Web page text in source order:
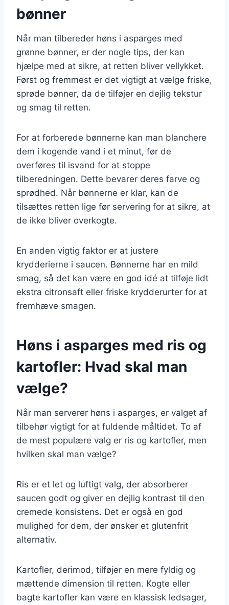
bønner
Når man tilbereder høns i asparges med
grønne bønner, er der nogle tips, der kan
hjælpe med at sikre, at retten bliver vellykket.
Først og fremmest er det vigtigt at vælge friske,
sprøde bønner, da de tilføjer en dejlig tekstur
og smag til retten.
For at forberede bønnerne kan man blanchere
dem i kogende vand i et minut, før de
overføres til isvand for at stoppe
tilberedningen. Dette bevarer deres farve og
sprødhed. Når bønnerne er klar, kan de
tilsættes retten lige før servering for at sikre, at
de ikke bliver overkogte.
En anden vigtig faktor er at justere
krydderierne i saucen. Bønnerne har en mild
smag, så det kan være en god idé at tilføje lidt
ekstra citronsaft eller friske krydderurter for at
fremhæve smagen.
Høns i asparges med ris og
kartofler: Hvad skal man
vælge?
Når man serverer høns i asparges, er valget af
tilbehør vigtigt for at fuldende måltidet. To af
de mest populære valg er ris og kartofler, men
hvilken skal man vælge?
Ris er et let og luftigt valg, der absorberer
saucen godt og giver en dejlig kontrast til den
cremede konsistens. Det er også en god
mulighed for dem, der ønsker et glutenfrit
alternativ.
Kartofler, derimod, tilføjer en mere fyldig og
mættende dimension til retten. Kogte eller
bagte kartofler kan være en klassisk ledsager,